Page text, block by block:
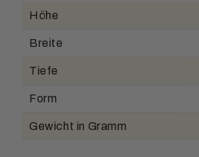
Höhe
Breite
Tiefe
Form
Gewicht in Gramm